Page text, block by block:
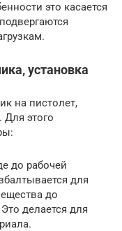
это касается
установка
на пистолет,
Для этого
до рабочей
для
до
делается для